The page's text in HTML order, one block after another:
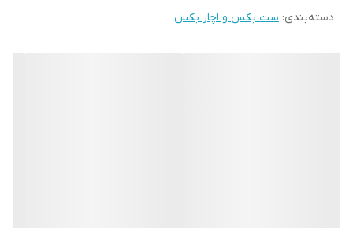
دسته‌بندی: ست بکس و اچار بکس